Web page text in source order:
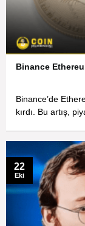
Binance
Binance’de
kırdı. Bu artış,
22
Eki